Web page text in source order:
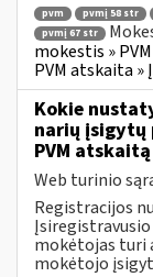
pvm pvmį 58 str
pvmį 67 str
mokestis »
PVM atskaita
Kokie
narių įsigytų
PVM
Web turinio
Registracijos
Įsiregistravusio
mokėtojas turi
mokėtojo